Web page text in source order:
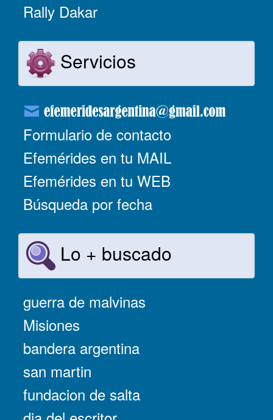
Rally Dakar
Servicios
Formulario de contacto
Efemérides en tu MAIL
Efemérides en tu WEB
Búsqueda por fecha
Lo + buscado
guerra de malvinas
Misiones
bandera argentina
san martin
fundacion de salta